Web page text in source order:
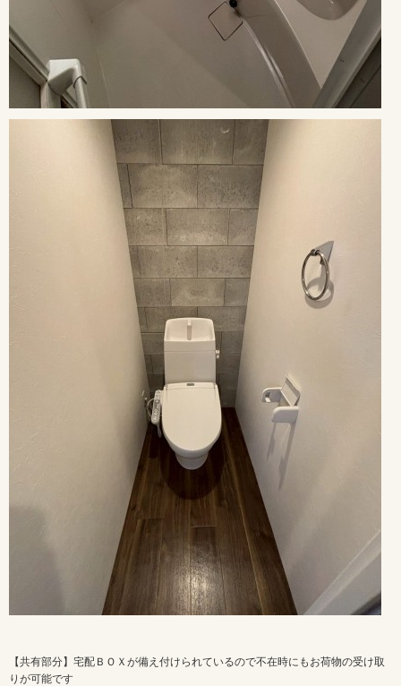
【共有部分】宅配ＢＯＸが備え付けられているので不在時にもお荷物の受け取
りが可能です